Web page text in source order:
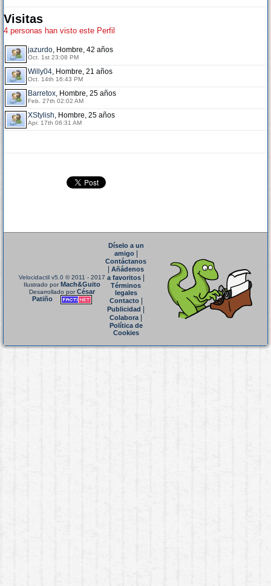
Visitas
4 personas han visto este Perfil
jazurdo, Hombre, 42 años
Oct. 1st 23:08 PM
Willy04, Hombre, 21 años
Oct. 14th 16:43 PM
Barretox, Hombre, 25 años
Feb. 27th 02:02 AM
XStylish, Hombre, 25 años
Apr. 17th 06:31 AM
Velocidactil v5.0 © 2011 - 2017
Ilustrado porMach&Guito
Desarrollado porCésar
Patiño
Díselo a un
amigo|
Contáctanos
Añádenos
a favoritos
Términos
legales
Contacto|
Publicidad
Colabora|
Política de
Cookies